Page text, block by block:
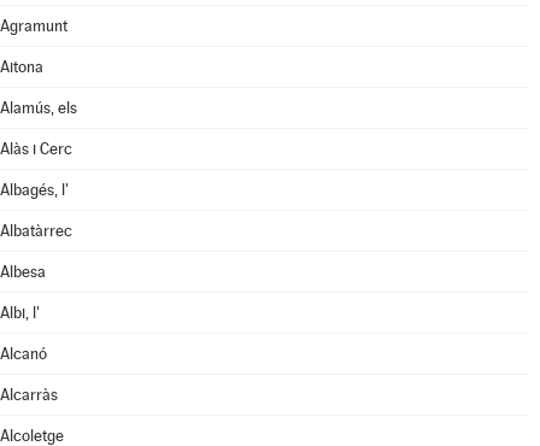
Agramunt
Aitona
Alamús, els
Alàs i Cerc
Albagés, l'
Albatàrrec
Albesa
Albi, l'
Alcanó
Alcarràs
Alcoletge